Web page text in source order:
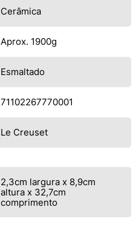
Cerâmica
Aprox. 1900g
Esmaltado
71102267770001
Le Creuset
2,3cm largura x 8,9cm
altura x 32,7cm
comprimento